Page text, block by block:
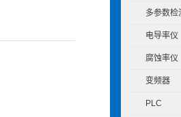
多参数检
电导率仪
腐蚀率仪
变频器
PLC